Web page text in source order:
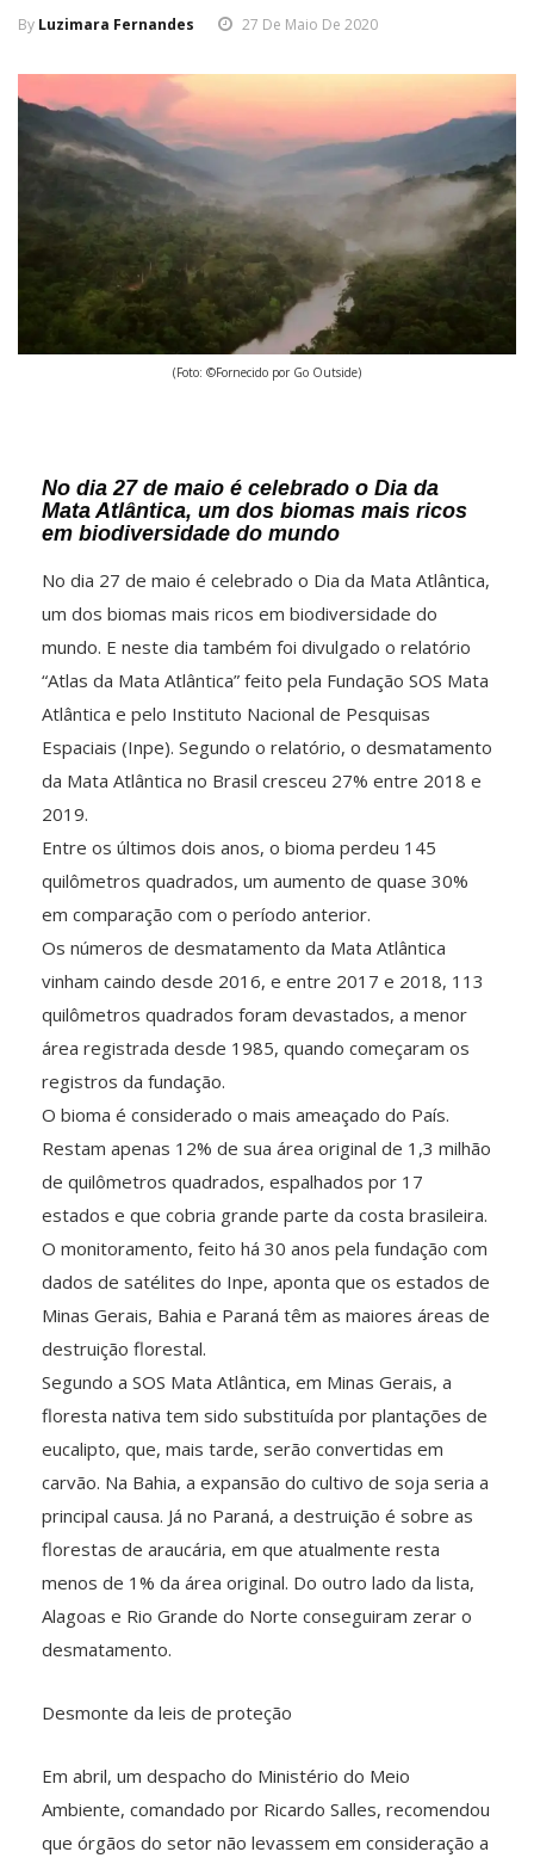
By Luzimara Fernandes 27 De Maio De 2020
(Foto: ©Fornecido por Go Outside)
No dia 27 de maio é celebrado o Dia da
Mata Atlântica, um dos biomas mais ricos
em biodiversidade do mundo
No dia 27 de maio é celebrado o Dia da Mata Atlântica,
um dos biomas mais ricos em biodiversidade do
mundo. E neste dia também foi divulgado o relatório
“Atlas da Mata Atlântica” feito pela Fundação SOS Mata
Atlântica e pelo Instituto Nacional de Pesquisas
Espaciais (Inpe). Segundo o relatório, o desmatamento
da Mata Atlântica no Brasil cresceu 27% entre 2018 e
2019.
Entre os últimos dois anos, o bioma perdeu 145
quilômetros quadrados, um aumento de quase 30%
em comparação com o período anterior.
Os números de desmatamento da Mata Atlântica
vinham caindo desde 2016, e entre 2017 e 2018, 113
quilômetros quadrados foram devastados, a menor
área registrada desde 1985, quando começaram os
registros da fundação.
O bioma é considerado o mais ameaçado do País.
Restam apenas 12% de sua área original de 1,3 milhão
de quilômetros quadrados, espalhados por 17
estados e que cobria grande parte da costa brasileira.
O monitoramento, feito há 30 anos pela fundação com
dados de satélites do Inpe, aponta que os estados de
Minas Gerais, Bahia e Paraná têm as maiores áreas de
destruição florestal.
Segundo a SOS Mata Atlântica, em Minas Gerais, a
floresta nativa tem sido substituída por plantações de
eucalipto, que, mais tarde, serão convertidas em
carvão. Na Bahia, a expansão do cultivo de soja seria a
principal causa. Já no Paraná, a destruição é sobre as
florestas de araucária, em que atualmente resta
menos de 1% da área original. Do outro lado da lista,
Alagoas e Rio Grande do Norte conseguiram zerar o
desmatamento.
Desmonte da leis de proteção
Em abril, um despacho do Ministério do Meio
Ambiente, comandado por Ricardo Salles, recomendou
que órgãos do setor não levassem em consideração a